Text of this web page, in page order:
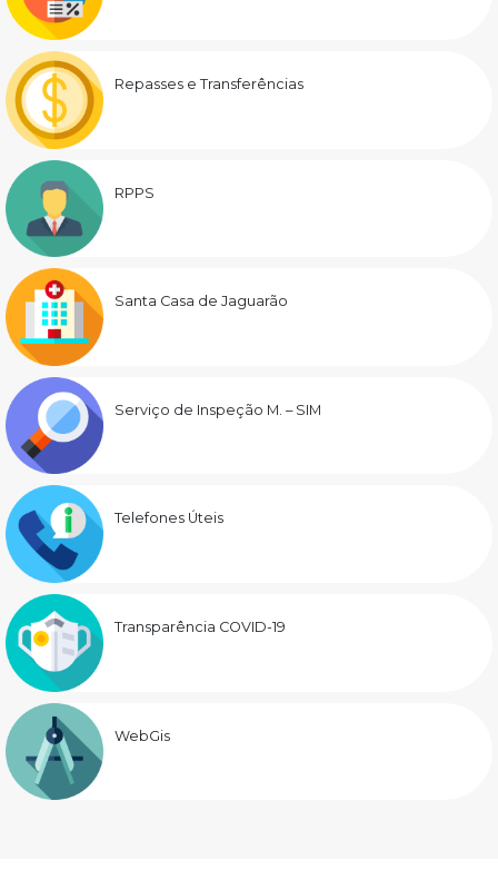
Repasses e Transferências
RPPS
Santa Casa de Jaguarão
Serviço de Inspeção M. – SIM
Telefones Úteis
Transparência COVID-19
WebGis